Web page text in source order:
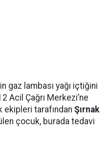
gaz lambası yağı içtiğini
Acil Çağrı Merkezi’ne
ekipleri tarafından Şırnak
çocuk, burada tedavi